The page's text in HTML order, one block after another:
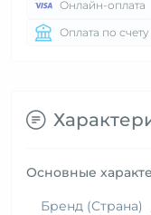
Онлайн-оплата
Оплата по счету
Основные
Бренд (Страна)